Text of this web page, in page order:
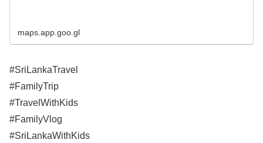
maps.app.goo.gl
#SriLankaTravel
#FamilyTrip
#TravelWithKids
#FamilyVlog
#SriLankaWithKids